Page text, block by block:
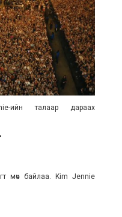
ийн талаар дараах
мөч байлаа. Kim Jennie